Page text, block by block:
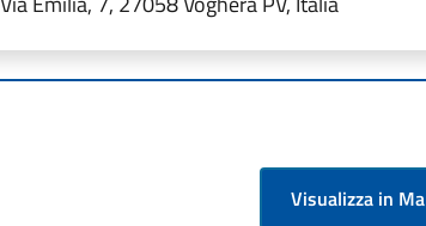
Visualizza in